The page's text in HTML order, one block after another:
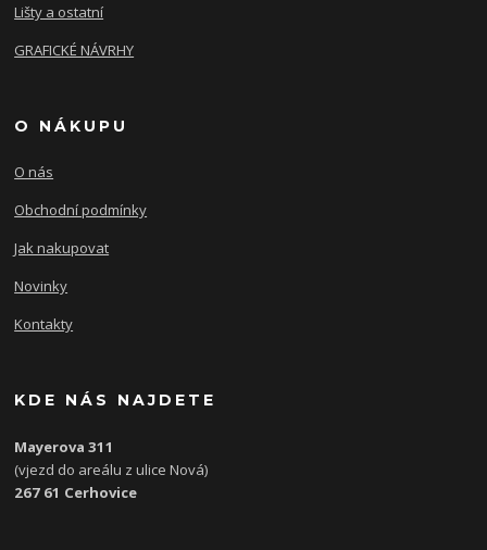
Lišty a ostatní
GRAFICKÉ NÁVRHY
O NÁKUPU
O nás
Obchodní podmínky
Jak nakupovat
Novinky
Kontakty
KDE NÁS NAJDETE
Mayerova 311
(vjezd do areálu z ulice Nová)
267 61 Cerhovice